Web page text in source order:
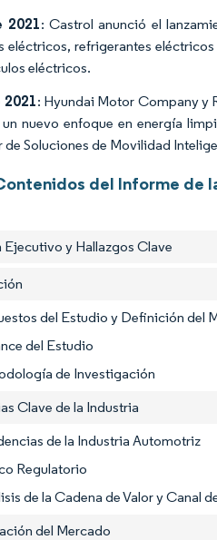
2021: Castrol anunció el
eléctricos, refrigerantes
eléctricos.
: Hyundai Motor Company y
nuevo enfoque en energía
de Soluciones de Movilidad
del Informe de
Ejecutivo y Hallazgos Clave
del Estudio y Definición del
del Estudio
de Investigación
Clave de la Industria
de la Industria Automotriz
Regulatorio
de la Cadena de Valor y Canal
del Mercado